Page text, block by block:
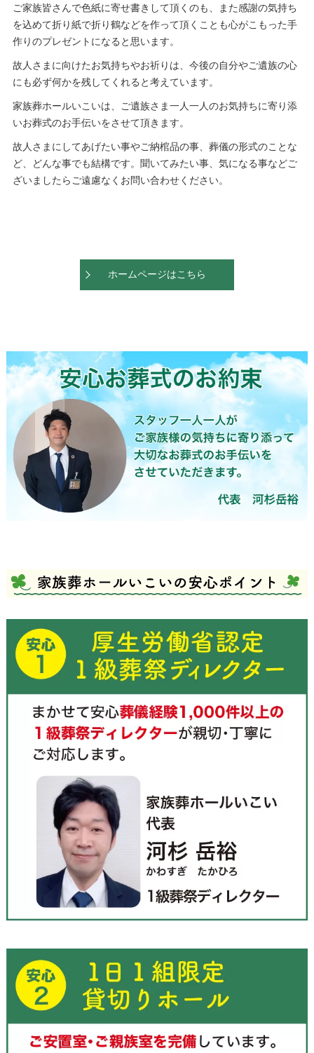
ご家族皆さんで色紙に寄せ書きして頂くのも、また感謝の気持ち
を込めて折り紙で折り鶴などを作って頂くことも心がこもった手
作りのプレゼントになると思います。
故人さまに向けたお気持ちやお祈りは、今後の自分やご遺族の心
にも必ず何かを残してくれると考えています。
家族葬ホールいこいは、ご遺族さま一人一人のお気持ちに寄り添
いお葬式のお手伝いをさせて頂きます。
故人さまにしてあげたい事やご納棺品の事、葬儀の形式のことな
ど、どんな事でも結構です。聞いてみたい事、気になる事などご
ざいましたらご遠慮なくお問い合わせください。
ホームページはこちら